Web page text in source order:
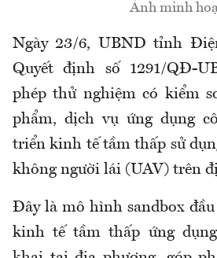
Ảnh minh
Ngày 23/6, UBND tỉnh
Quyết định số 1291/QĐ-
phép thử nghiệm có kiểm
phẩm, dịch vụ ứng dụng
triển kinh tế tầm thấp sử
không người lái (UAV) trên
Đây là mô hình sandbox
kinh tế tầm thấp ứng